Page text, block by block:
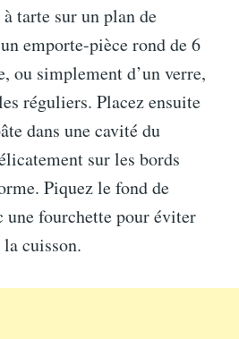
tarte sur un plan de
emporte-pièce rond de 6
ou simplement d’un verre,
réguliers. Placez ensuite
dans une cavité du
sur les bords
Piquez le fond de
une fourchette pour éviter
cuisson.